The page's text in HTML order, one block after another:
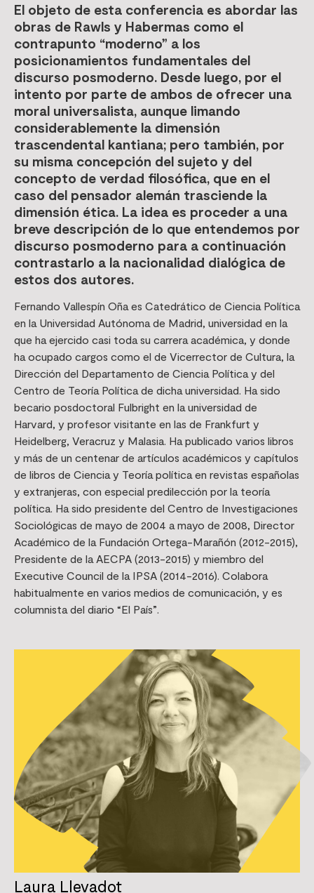
El objeto de esta conferencia es abordar las
obras de Rawls y Habermas como el
contrapunto “moderno” a los
posicionamientos fundamentales del
discurso posmoderno. Desde luego, por el
intento por parte de ambos de ofrecer una
moral universalista, aunque limando
considerablemente la dimensión
trascendental kantiana; pero también, por
su misma concepción del sujeto y del
concepto de verdad filosófica, que en el
caso del pensador alemán trasciende la
dimensión ética. La idea es proceder a una
breve descripción de lo que entendemos por
discurso posmoderno para a continuación
contrastarlo a la nacionalidad dialógica de
estos dos autores.
Fernando Vallespín Oña es Catedrático de Ciencia Política
en la Universidad Autónoma de Madrid, universidad en la
que ha ejercido casi toda su carrera académica, y donde
ha ocupado cargos como el de Vicerrector de Cultura, la
Dirección del Departamento de Ciencia Política y del
Centro de Teoría Política de dicha universidad. Ha sido
becario posdoctoral Fulbright en la universidad de
Harvard, y profesor visitante en las de Frankfurt y
Heidelberg, Veracruz y Malasia. Ha publicado varios libros
y más de un centenar de artículos académicos y capítulos
de libros de Ciencia y Teoría política en revistas españolas
y extranjeras, con especial predilección por la teoría
política. Ha sido presidente del Centro de Investigaciones
Sociológicas de mayo de 2004 a mayo de 2008, Director
Académico de la Fundación Ortega-Marañón (2012-2015),
Presidente de la AECPA (2013-2015) y miembro del
Executive Council de la IPSA (2014-2016). Colabora
habitualmente en varios medios de comunicación, y es
columnista del diario “El País”.
Laura Llevadot